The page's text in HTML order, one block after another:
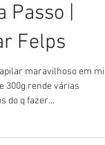
Passo |
Felps
maravilhoso em
300g rende várias
do q fazer...